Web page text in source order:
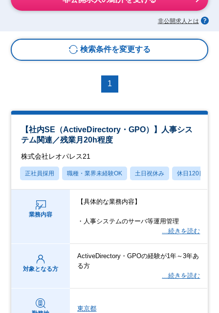
非公開求人とは
検索条件を変更する
1
【社内SE（ActiveDirectory・GPO）】人事シス
テム関連／残業月20h程度
株式会社レオパレス21
正社員採用 職種・業界未経験OK 土日祝休み 休日120日以上
業務内容
【具体的な業務内容】
・人事システムのサーバ等運用管理
…続きを読む
対象となる方
ActiveDirectory・GPOの経験が1年～3年あ
る方
…続きを読む
東京都